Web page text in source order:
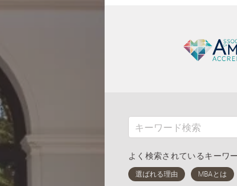
よく検索されているキーワ